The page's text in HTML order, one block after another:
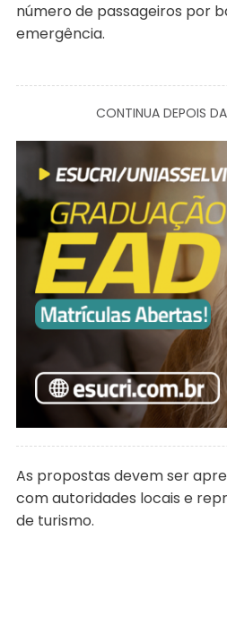
número de passageiros por
emergência.
CONTINUA DEPOIS
As propostas devem ser
com autoridades locais e
de turismo.